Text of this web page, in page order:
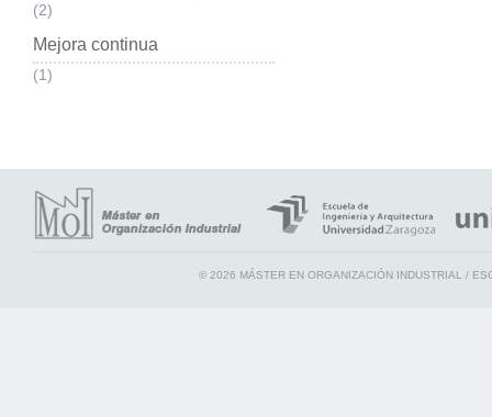
(2)
Mejora continua
(1)
© 2026 MÁSTER EN ORGANIZACIÓN INDUSTRIAL /